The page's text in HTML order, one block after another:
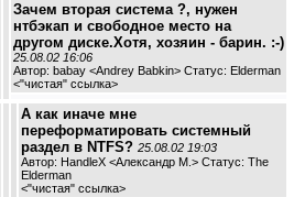
Зачем вторая система ?, нужен
нтбэкап и свободное место на
другом диске.Хотя, хозяин - барин. :-)
25.08.02 16:06
Автор: babay <Andrey Babkin> Статус: Elderman
<"чистая" ссылка>
А как иначе мне
переформатировать системный
раздел в NTFS? 25.08.02 19:03
Автор: HandleX <Александр М.> Статус: The
Elderman
<"чистая" ссылка>